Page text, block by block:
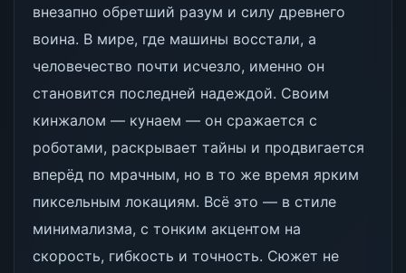
внезапно обретший разум и силу древнего
воина. В мире, где машины восстали, а
человечество почти исчезло, именно он
становится последней надеждой. Своим
кинжалом — кунаем — он сражается с
роботами, раскрывает тайны и продвигается
вперёд по мрачным, но в то же время ярким
пиксельным локациям. Всё это — в стиле
минимализма, с тонким акцентом на
скорость, гибкость и точность. Сюжет не